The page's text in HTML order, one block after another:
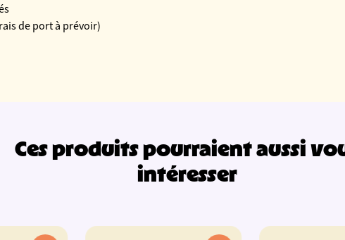
de port à prévoir)
Ces produits pourraient aussi
intéresser